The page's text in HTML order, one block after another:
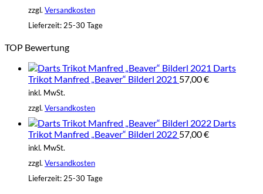
zzgl. Versandkosten
Lieferzeit: 25-30 Tage
TOP Bewertung
Darts
Trikot Manfred „Beaver“ Bilderl 2021 57,00€
inkl. MwSt.
zzgl. Versandkosten
Darts
Trikot Manfred „Beaver“ Bilderl 2022 57,00€
inkl. MwSt.
zzgl. Versandkosten
Lieferzeit: 25-30 Tage